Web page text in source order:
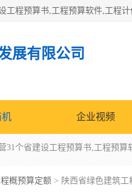
展有限公司
企业视频
概预算定额 > 陕西省绿色建筑工